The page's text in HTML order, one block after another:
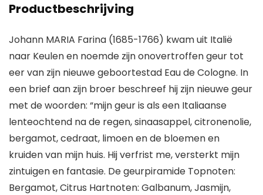
Productbeschrijving
Johann MARIA Farina (1685-1766) kwam uit Italië
naar Keulen en noemde zijn onovertroffen geur tot
eer van zijn nieuwe geboortestad Eau de Cologne. In
een brief aan zijn broer beschreef hij zijn nieuwe geur
met de woorden: “mijn geur is als een Italiaanse
lenteochtend na de regen, sinaasappel, citronenolie,
bergamot, cedraat, limoen en de bloemen en
kruiden van mijn huis. Hij verfrist me, versterkt mijn
zintuigen en fantasie. De geurpiramide Topnoten:
Bergamot, Citrus Hartnoten: Galbanum, Jasmijn,